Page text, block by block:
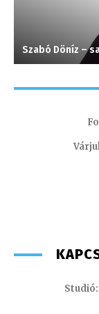
Szabó Döníz –
Studió: